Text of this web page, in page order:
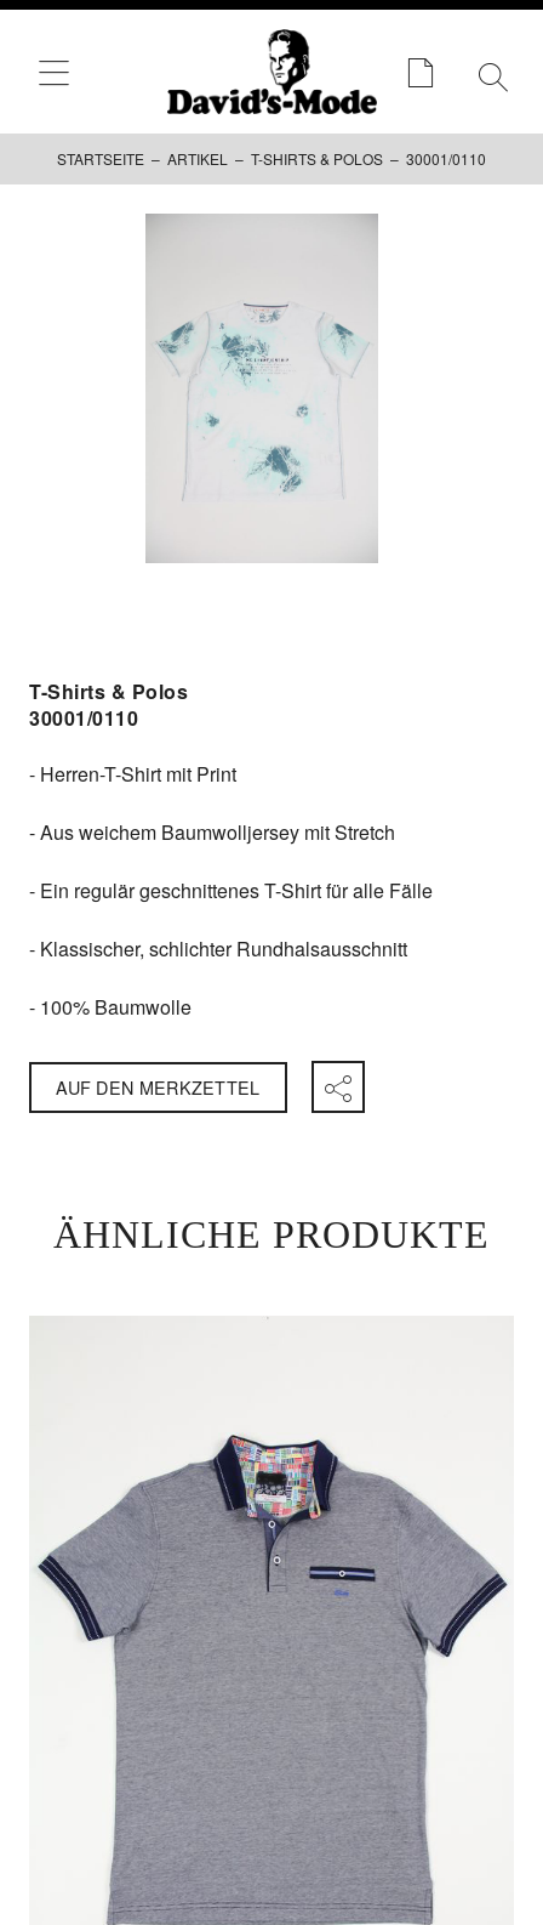
STARTSEITE – ARTIKEL – T-SHIRTS & POLOS – 30001/0110
T-Shirts & Polos
30001/0110
- Herren-T-Shirt mit Print
- Aus weichem Baumwolljersey mit Stretch
- Ein regulär geschnittenes T-Shirt für alle Fälle
- Klassischer, schlichter Rundhalsausschnitt
- 100% Baumwolle
AUF DEN MERKZETTEL
ÄHNLICHE PRODUKTE